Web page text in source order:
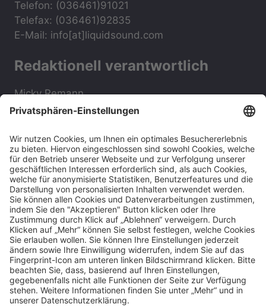
Telefon: (036461)91021
Telefax: (036461)92835
E-Mail: info[at]liquidsound.com
Redaktionell verantwortlich
Micky Remann
beilegung/Universal­
schlichtungs­stelle
Wir sind nicht bereit oder verpflichtet, an
Streitbeilegungsverfahren vor einer
Verbraucherschlichtungsstelle teilzunehmen.